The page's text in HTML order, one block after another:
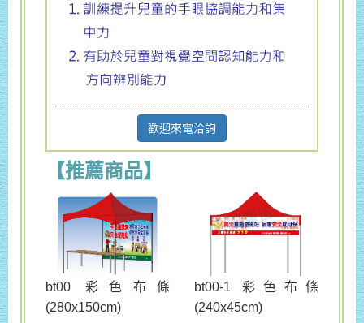
歡迎來電洽詢
【推薦商品】
bt00 彩色布條
(280x150cm)
bt00-1 彩色布條
(240x45cm)